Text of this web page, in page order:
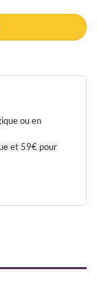
ou en
et 59€ pour